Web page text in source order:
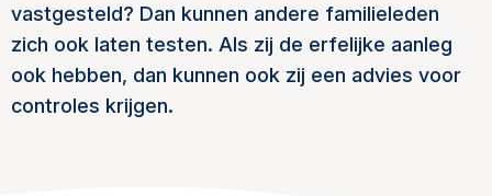
vastgesteld? Dan kunnen andere familieleden
zich ook laten testen. Als zij de erfelijke aanleg
ook hebben, dan kunnen ook zij een advies voor
controles krijgen.